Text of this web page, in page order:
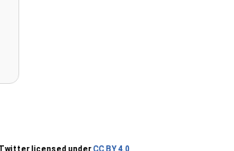
Twitter licensed underCC BY 4.0